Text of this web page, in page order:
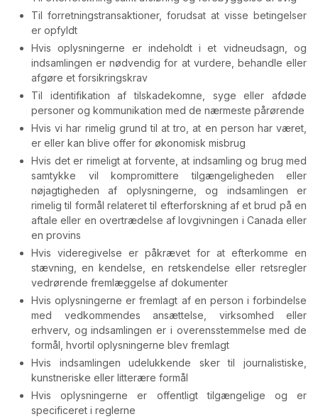
Til forretningstransaktioner, forudsat at visse betingelser
er opfyldt
Hvis oplysningerne er indeholdt i et vidneudsagn, og
indsamlingen er nødvendig for at vurdere, behandle eller
afgøre et forsikringskrav
Til identifikation af tilskadekomne, syge eller afdøde
personer og kommunikation med de nærmeste pårørende
Hvis vi har rimelig grund til at tro, at en person har været,
er eller kan blive offer for økonomisk misbrug
Hvis det er rimeligt at forvente, at indsamling og brug med
samtykke vil kompromittere tilgængeligheden eller
nøjagtigheden af oplysningerne, og indsamlingen er
rimelig til formål relateret til efterforskning af et brud på en
aftale eller en overtrædelse af lovgivningen i Canada eller
en provins
Hvis videregivelse er påkrævet for at efterkomme en
stævning, en kendelse, en retskendelse eller retsregler
vedrørende fremlæggelse af dokumenter
Hvis oplysningerne er fremlagt af en person i forbindelse
med vedkommendes ansættelse, virksomhed eller
erhverv, og indsamlingen er i overensstemmelse med de
formål, hvortil oplysningerne blev fremlagt
Hvis indsamlingen udelukkende sker til journalistiske,
kunstneriske eller litterære formål
Hvis oplysningerne er offentligt tilgængelige og er
specificeret i reglerne